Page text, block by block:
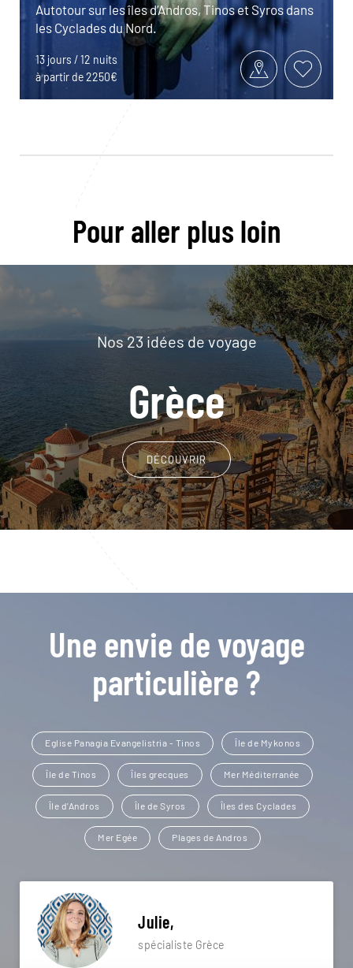
Autotour sur les îles d’Andros, Tinos et Syros dans
les Cyclades du Nord.
13 jours / 12 nuits
à partir de 2250€
Pour aller plus loin
Nos 23 idées de voyage
Grèce
DÉCOUVRIR
Une envie de voyage
particulière ?
Eglise Panagia Evangelistria - Tinos Île de Mykonos
Île de Tinos Îles grecques Mer Méditerranée
Île d'Andros Île de Syros Îles des Cyclades
Mer Egée Plages de Andros
Julie,
spécialiste Grèce